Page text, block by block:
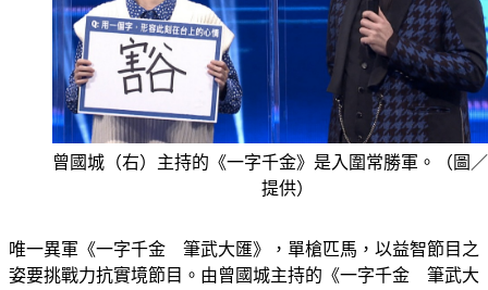
曾國城（右）主持的《一字千金》是入圍常勝軍。（圖
提供）
唯一異軍《一字千金　筆武大匯》，單槍匹馬，以益智節目之
姿要挑戰力抗實境節目。由曾國城主持的《一字千金　筆武大